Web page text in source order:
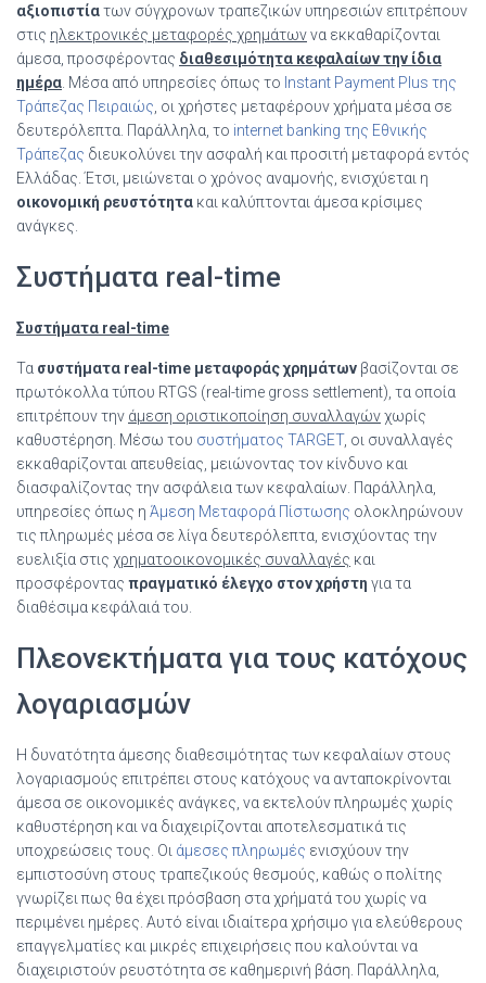
αξιοπιστίατων σύγχρονων τραπεζικών υπηρεσιών επιτρέπουν
στις ηλεκτρονικές μεταφορές χρημάτωννα εκκαθαρίζονται
άμεσα, προσφέροντας διαθεσιμότητα κεφαλαίων την ίδια
ημέρα . Μέσα από υπηρεσίες όπως το Instant Payment Plus της
Τράπεζας Πειραιώς , οι χρήστες μεταφέρουν χρήματα μέσα σε
δευτερόλεπτα. Παράλληλα, το internet banking της Εθνικής
Τράπεζας διευκολύνει την ασφαλή και προσιτή μεταφορά εντός
Ελλάδας. Έτσι, μειώνεται ο χρόνος αναμονής, ενισχύεται η
οικονομική ρευστότητα και καλύπτονται άμεσα κρίσιμες
ανάγκες.
Συστήματα real-time
Συστήματα real-time
Τα συστήματα real-time μεταφοράς χρημάτων βασίζονται σε
πρωτόκολλα τύπου RTGS (real-time gross settlement), τα οποία
επιτρέπουν την άμεση οριστικοποίηση συναλλαγώνχωρίς
καθυστέρηση. Μέσω του συστήματος TARGET, οι συναλλαγές
εκκαθαρίζονται απευθείας, μειώνοντας τον κίνδυνο και
διασφαλίζοντας την ασφάλεια των κεφαλαίων. Παράλληλα,
υπηρεσίες όπως η Άμεση Μεταφορά Πίστωσης ολοκληρώνουν
τις πληρωμές μέσα σε λίγα δευτερόλεπτα, ενισχύοντας την
ευελιξία στις χρηματοοικονομικές συναλλαγές και
προσφέροντας πραγματικό έλεγχο στον χρήστη για τα
διαθέσιμα κεφάλαιά του.
Πλεονεκτήματα για τους κατόχους
λογαριασμών
Η δυνατότητα άμεσης διαθεσιμότητας των κεφαλαίων στους
λογαριασμούς επιτρέπει στους κατόχους να ανταποκρίνονται
άμεσα σε οικονομικές ανάγκες, να εκτελούν πληρωμές χωρίς
καθυστέρηση και να διαχειρίζονται αποτελεσματικά τις
υποχρεώσεις τους. Οι άμεσες πληρωμές ενισχύουν την
εμπιστοσύνη στους τραπεζικούς θεσμούς, καθώς ο πολίτης
γνωρίζει πως θα έχει πρόσβαση στα χρήματά του χωρίς να
περιμένει ημέρες. Αυτό είναι ιδιαίτερα χρήσιμο για ελεύθερους
επαγγελματίες και μικρές επιχειρήσεις που καλούνται να
διαχειριστούν ρευστότητα σε καθημερινή βάση. Παράλληλα,